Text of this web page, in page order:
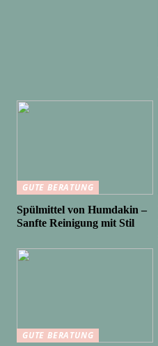
GUTE BERATUNG
Spülmittel von Humdakin –
Sanfte Reinigung mit Stil
GUTE BERATUNG